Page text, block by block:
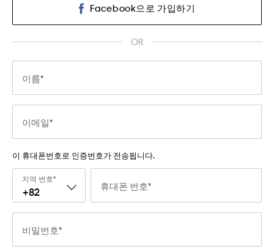
Facebook으로 가입하기
OR
이름
이메일
이 휴대폰번호로 인증번호가 전송됩니다.
지역 번호
+82 휴대폰 번호
비밀번호